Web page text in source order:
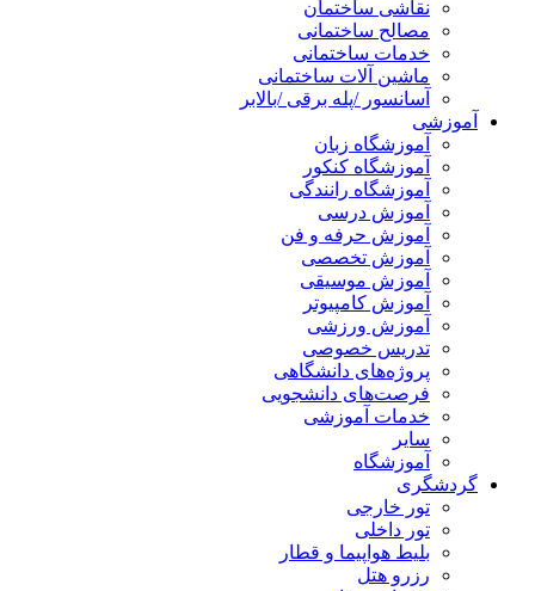
نقاشی ساختمان
مصالح ساختمانی
خدمات ساختمانی
ماشین آلات ساختمانی
آسانسور /پله برقی /بالابر
آموزشی
آموزشگاه زبان
آموزشگاه کنکور
آموزشگاه رانندگی
آموزش درسی
آموزش حرفه و فن
آموزش تخصصی
آموزش موسیقی
آموزش کامپیوتر
آموزش ورزشی
تدریس خصوصی
پروژه‌های دانشگاهی
فرصت‌های دانشجویی
خدمات آموزشی
سایر
آموزشگاه
گردشگری
تور خارجی
تور داخلی
بلیط هواپیما و قطار
رزرو هتل